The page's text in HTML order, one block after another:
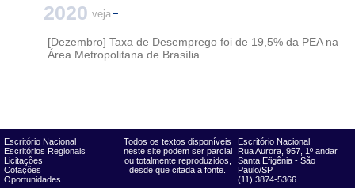
2020 veja
[Dezembro] Taxa de Desemprego foi de 19,5% da PEA na
Área Metropolitana de Brasília
Escritório Nacional
Escritórios Regionais
Licitações
Cotações
Oportunidades
Todos os textos disponíveis
neste site podem ser parcial
ou totalmente reproduzidos,
desde que citada a fonte.
Escritório Nacional
Rua Aurora, 957, 1º andar
Santa Efigênia - São
Paulo/SP
(11) 3874-5366